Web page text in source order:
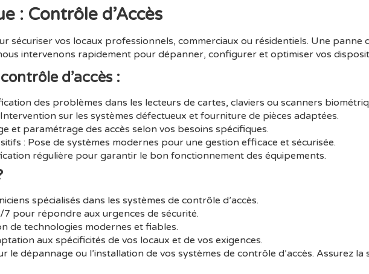
: Contrôle d’Accès
sécuriser vos locaux professionnels, commerciaux ou résidentiels. Une
intervenons rapidement pour dépanner, configurer et optimiser vos
d’accès :
des problèmes dans les lecteurs de cartes, claviers ou scanners
sur les systèmes défectueux et fourniture de pièces adaptées.
et paramétrage des accès selon vos besoins spécifiques.
: Pose de systèmes modernes pour une gestion efficace et sécurisée.
régulière pour garantir le bon fonctionnement des équipements.
spécialisés dans les systèmes de contrôle d’accès.
7 pour répondre aux urgences de sécurité.
de technologies modernes et fiables.
aux spécificités de vos locaux et de vos exigences.
le dépannage ou l’installation de vos systèmes de contrôle d’accès. Assurez